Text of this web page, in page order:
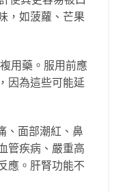
，如菠蘿、芒果
用藥。服用前應
因為這些可能延
、面部潮紅、鼻
管疾病、嚴重高
應。肝腎功能不